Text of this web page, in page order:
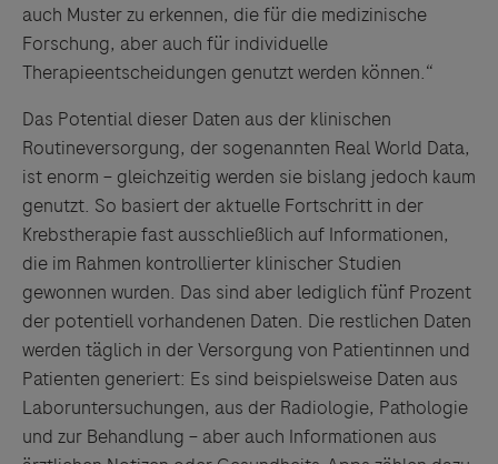
auch Muster zu erkennen, die für die medizinische
Forschung, aber auch für individuelle
Therapieentscheidungen genutzt werden können.“
Das Potential dieser Daten aus der klinischen
Routineversorgung, der sogenannten Real World Data,
ist enorm – gleichzeitig werden sie bislang jedoch kaum
genutzt. So basiert der aktuelle Fortschritt in der
Krebstherapie fast ausschließlich auf Informationen,
die im Rahmen kontrollierter klinischer Studien
gewonnen wurden. Das sind aber lediglich fünf Prozent
der potentiell vorhandenen Daten. Die restlichen Daten
werden täglich in der Versorgung von Patientinnen und
Patienten generiert: Es sind beispielsweise Daten aus
Laboruntersuchungen, aus der Radiologie, Pathologie
und zur Behandlung – aber auch Informationen aus